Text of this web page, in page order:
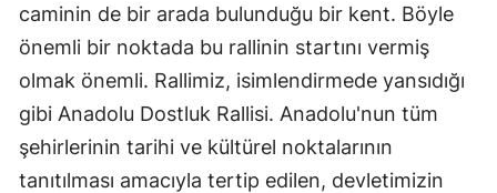
Düzce
caminin de bir arada bulunduğu bir kent. Böyle
önemli bir noktada bu rallinin startını vermiş
olmak önemli. Rallimiz, isimlendirmede yansıdığı
gibi Anadolu Dostluk Rallisi. Anadolu'nun tüm
şehirlerinin tarihi ve kültürel noktalarının
tanıtılması amacıyla tertip edilen, devletimizin